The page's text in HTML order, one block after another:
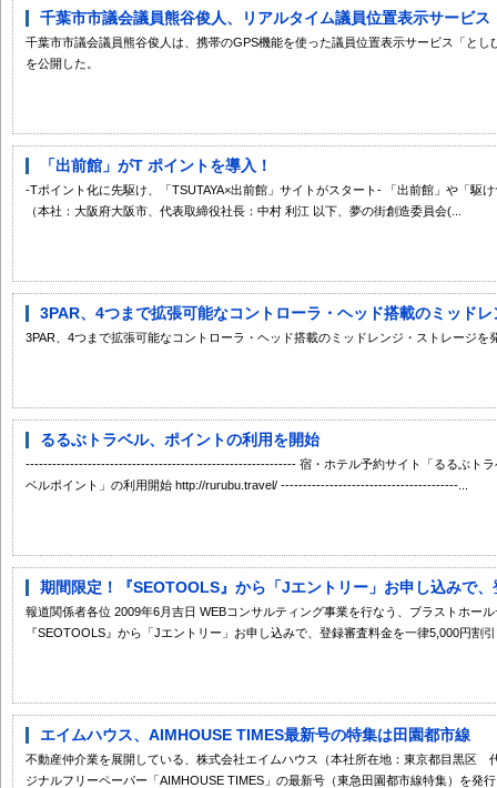
千葉市市議会議員熊谷俊人、リアルタイム議員位置表示サービス
千葉市市議会議員熊谷俊人は、携帯のGPS機能を使った議員位置表示サービス「とし
を公開した。
「出前館」がT ポイントを導入！
-Tポイント化に先駆け、「TSUTAYA×出前館」サイトがスタート- 「出前館」や「駆
（本社：大阪府大阪市、代表取締役社長：中村 利江 以下、夢の街創造委員会(...
3PAR、4つまで拡張可能なコントローラ・ヘッド搭載のミッド
3PAR、4つまで拡張可能なコントローラ・ヘッド搭載のミッドレンジ・ストレージを
るるぶトラベル、ポイントの利用を開始
------------------------------------------------------------- 宿・ホテル予約サイト「るるぶトラ
ベルポイント」の利用開始 http://rurubu.travel/ ----------------------------------------...
期間限定！『SEOTOOLS』から「Jエントリー」お申し込みで
報道関係者各位 2009年6月吉日 WEBコンサルティング事業を行なう、ブラストホー
『SEOTOOLS』から「Jエントリー」お申し込みで、登録審査料金を一律5,000円割
エイムハウス、AIMHOUSE TIMES最新号の特集は田園都市線
不動産仲介業を展開している、株式会社エイムハウス（本社所在地：東京都目黒区
ジナルフリーペーパー「AIMHOUSE TIMES」の最新号（東急田園都市線特集）を発